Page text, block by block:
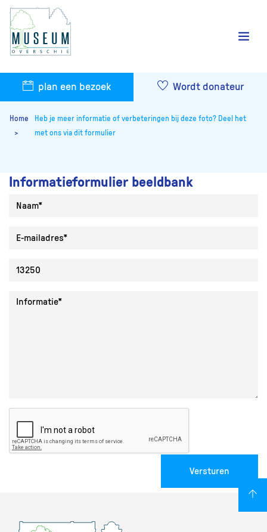
plan een bezoek Wordt donateur
Home
Heb je meer informatie of verbeteringen bij deze foto? Deel het
met ons via dit formulier
Informatieformulier beeldbank
Versturen